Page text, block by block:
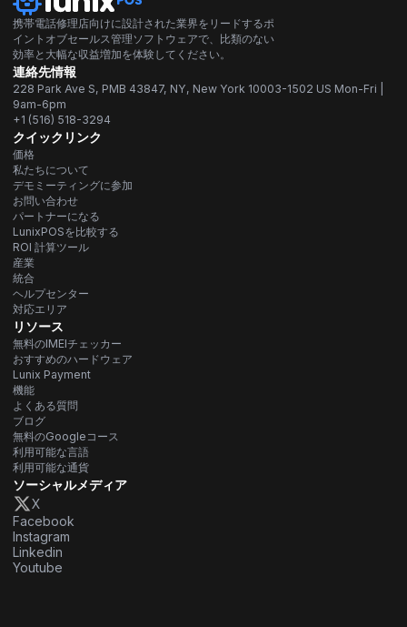
携帯電話修理店向けに設計された業界をリードするポ
イントオブセールス管理ソフトウェアで、比類のない
効率と大幅な収益増加を体験してください。
連絡先情報
228 Park Ave S, PMB 43847, NY, New York 10003-1502 US Mon-Fri |
9am-6pm
+1 (516) 518-3294
クイックリンク
価格
私たちについて
デモミーティングに参加
お問い合わせ
パートナーになる
LunixPOSを比較する
ROI 計算ツール
産業
統合
ヘルプセンター
対応エリア
リソース
無料のIMEIチェッカー
おすすめのハードウェア
Lunix Payment
機能
よくある質問
ブログ
無料のGoogleコース
利用可能な言語
利用可能な通貨
ソーシャルメディア
X
Facebook
Instagram
Linkedin
Youtube